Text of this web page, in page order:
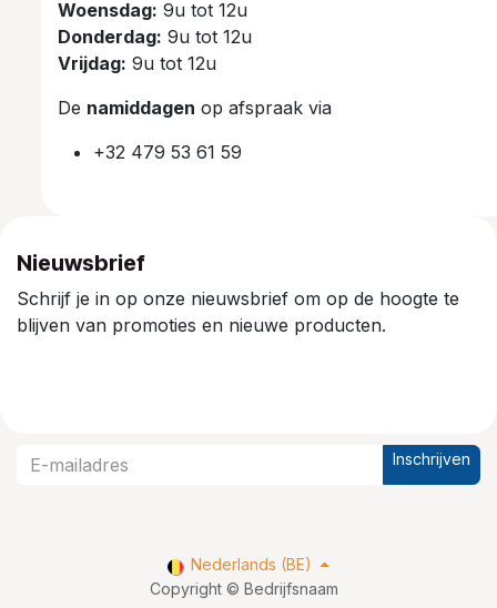
Woensdag: 9u tot 12u
Donderdag: 9u tot 12u
Vrijdag: 9u tot 12u
De namiddagen op afspraak via
+32 479 53 61 59
Nieuwsbrief
Schrijf je in op onze nieuwsbrief om op de hoogte te
blijven van promoties en nieuwe producten.
Inschrijven
Copyright © Bedrijfsnaam
Nederlands (BE)